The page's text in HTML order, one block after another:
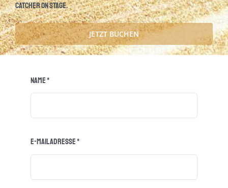
catcher on Stage.
JETZT BUCHEN
Name*
E-Mail Adresse*